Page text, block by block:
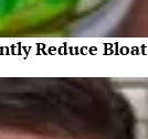
Reduce Bloat